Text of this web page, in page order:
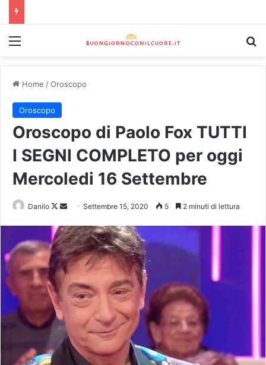
Home /Oroscopo
Oroscopo
Oroscopo di Paolo Fox TUTTI
I SEGNI COMPLETO per oggi
Mercoledi 16 Settembre
Danilo Settembre 15, 2020 5 2 minuti di lettura